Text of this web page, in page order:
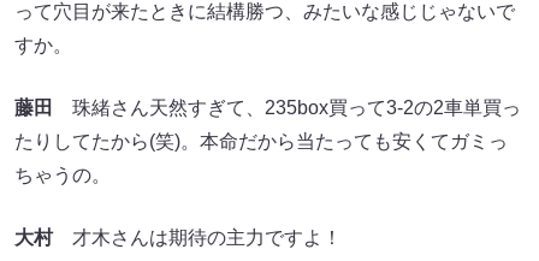
って穴目が来たときに結構勝つ、みたいな感じじゃないで
すか。
藤田
珠緒さん天然すぎて、235box買って3-2の2車単買っ
たりしてたから(笑)。本命だから当たっても安くてガミっ
ちゃうの。
大村才木さんは期待の主力ですよ！